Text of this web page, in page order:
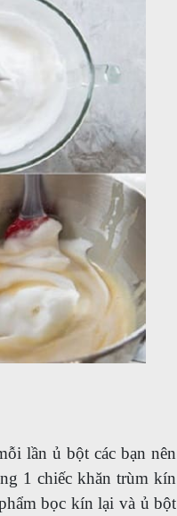
lần ủ bột các bạn nên
1 chiếc khăn trùm kín
bọc kín lại và ủ bột